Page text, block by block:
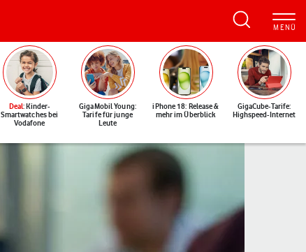
Deal: Kinder-
Smartwatches bei
Vodafone
GigaMobil Young:
Tarife für junge
Leute
iPhone 18: Release &
mehr im Überblick
GigaCube-Tarife:
Highspeed-Internet